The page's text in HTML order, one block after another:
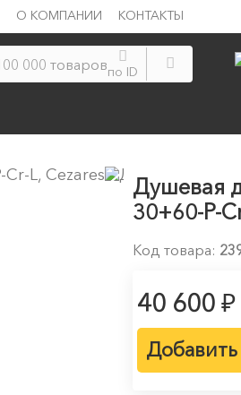
О КОМПАНИИ КОНТАКТЫ
по ID
Душевая
30+60-P-
Код товара:
40 600₽